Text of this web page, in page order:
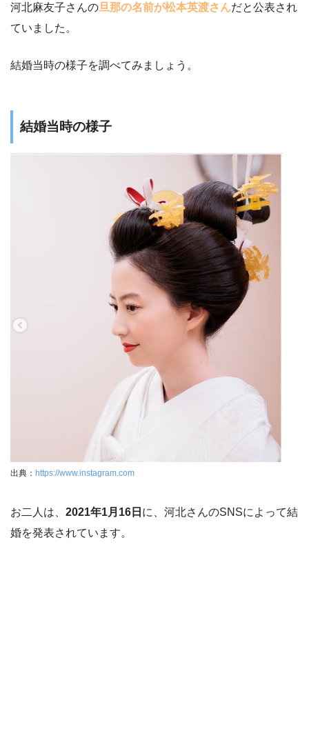
河北麻友子さんの旦那の名前が松本英渡さんだと公表され
ていました。
結婚当時の様子を調べてみましょう。
結婚当時の様子
出典： https://www.instagram.com
お二人は、 2021年1月16日 に、河北さんのSNSによって結
婚を発表されています。